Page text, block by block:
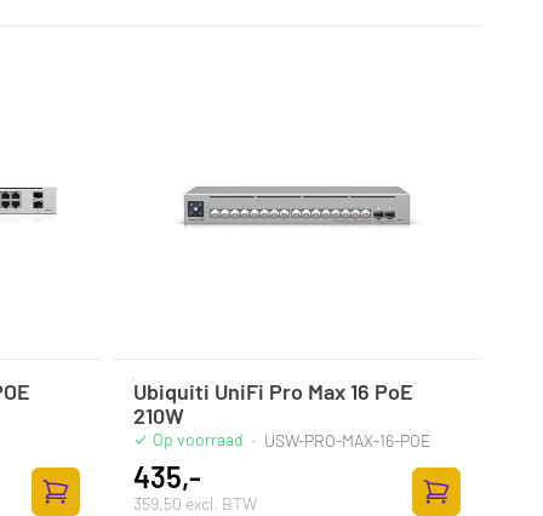
Ubiquiti UniFi Pro Max 16 PoE
210W
Op voorraad · USW-PRO-MAX-16-POE
435,-
359,50 excl. BTW